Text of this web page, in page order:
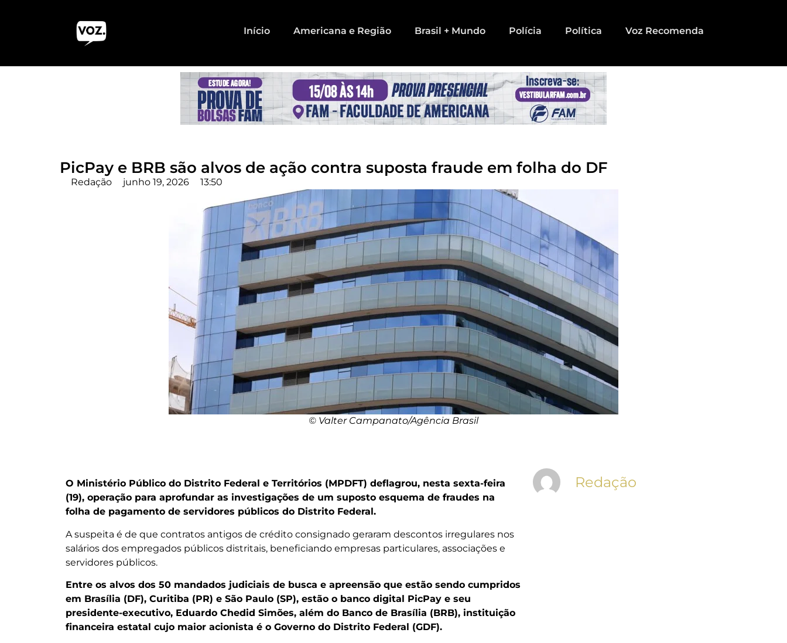
Início Americana e Região Brasil + Mundo Polícia Política Voz Recomenda
PicPay e BRB são alvos de ação contra suposta fraude em folha do DF
Redação junho 19, 2026 13:50
© Valter Campanato/Agência Brasil
O Ministério Público do Distrito Federal e Territórios (MPDFT) deflagrou, nesta sexta-feira
(19), operação para aprofundar as investigações de um suposto esquema de fraudes na
folha de pagamento de servidores públicos do Distrito Federal.
A suspeita é de que contratos antigos de crédito consignado geraram descontos irregulares nos
salários dos empregados públicos distritais, beneficiando empresas particulares, associações e
servidores públicos.
Entre os alvos dos 50 mandados judiciais de busca e apreensão que estão sendo cumpridos
em Brasília (DF), Curitiba (PR) e São Paulo (SP), estão o banco digital PicPay e seu
presidente-executivo, Eduardo Chedid Simões, além do Banco de Brasília (BRB), instituição
financeira estatal cujo maior acionista é o Governo do Distrito Federal (GDF).
Redação